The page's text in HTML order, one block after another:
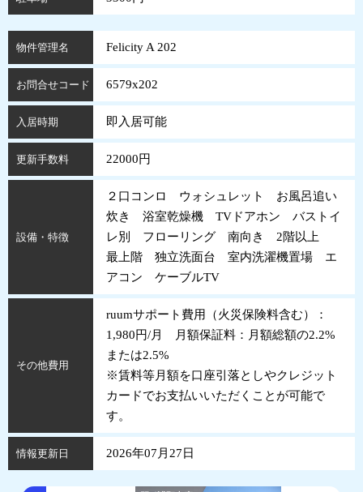
物件管理名 Felicity A 202
お問合せコード 6579x202
入居時期 即入居可能
更新手数料 22000円
設備・特徴
２口コンロ ウォシュレット お風呂追い
炊き 浴室乾燥機 TVドアホン バストイ
レ別 フローリング 南向き 2階以上
最上階 独立洗面台 室内洗濯機置場 エ
アコン ケーブルTV
その他費用
ruumサポート費用（火災保険料含む）：
1,980円/月 月額保証料：月額総額の2.2%
または2.5%
※賃料等月額を口座引落としやクレジット
カードでお支払いいただくことが可能で
す。
情報更新日 2026年07月27日